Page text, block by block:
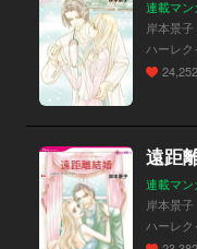
連載マン
岸本景
ハーレク
24,252
遠距
連載マン
岸本景
ハーレク